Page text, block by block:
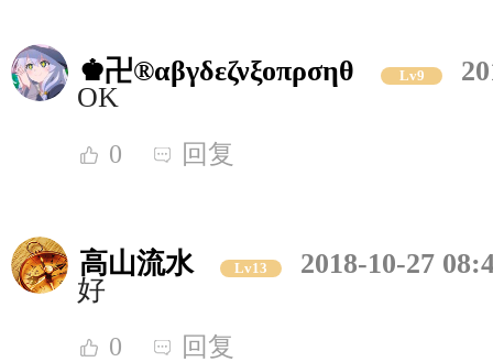
♚卍®αβγδεζνξοπρσηθ Lv9
OK
0 回复
高山流水 Lv13
2018-10-27
好
0 回复